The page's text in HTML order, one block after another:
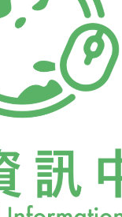
第21條的規定制定